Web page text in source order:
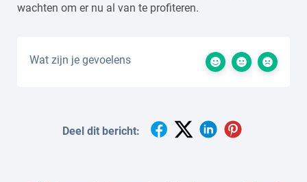
wachten om er nu al van te profiteren.
Wat zijn je gevoelens
Deel dit bericht: